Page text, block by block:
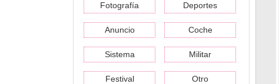
Fotografía Deportes
Anuncio Coche
Sistema Militar
Festival Otro